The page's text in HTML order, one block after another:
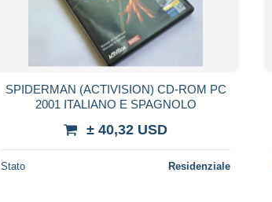
SPIDERMAN (ACTIVISION) CD-ROM PC
2001 ITALIANO E SPAGNOLO
± 40,32 USD
Stato Residenziale